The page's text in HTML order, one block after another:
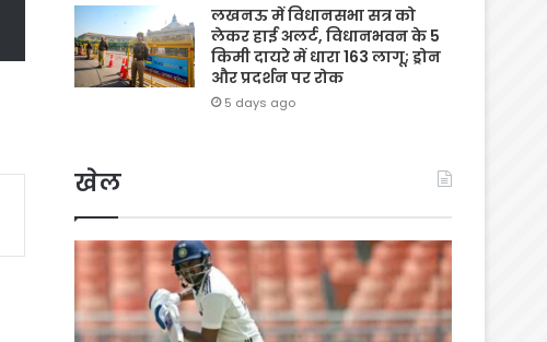
लखनऊ में विधानसभा सत्र को
लेकर हाई अलर्ट, विधानभवन के 5
किमी दायरे में धारा 163 लागू; ड्रोन
और प्रदर्शन पर रोक
5 days ago
खेल